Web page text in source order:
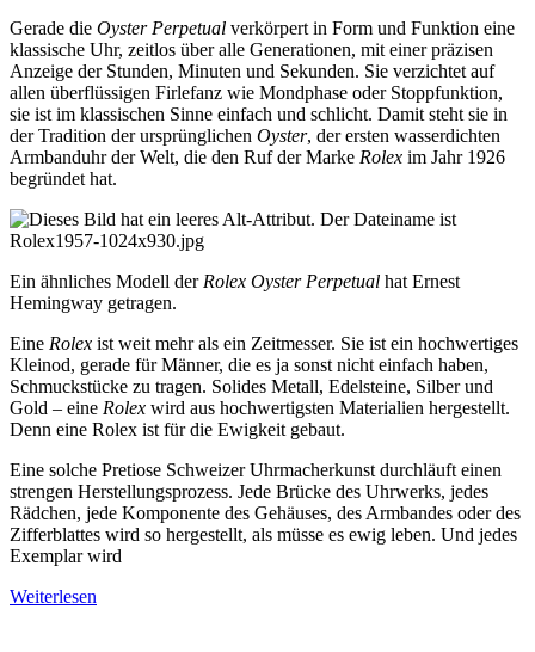
Gerade die Oyster Perpetual verkörpert in Form und Funktion eine
klassische Uhr, zeitlos über alle Generationen, mit einer präzisen
Anzeige der Stunden, Minuten und Sekunden. Sie verzichtet auf
allen überflüssigen Firlefanz wie Mondphase oder Stoppfunktion,
sie ist im klassischen Sinne einfach und schlicht. Damit steht sie in
der Tradition der ursprünglichen Oyster, der ersten wasserdichten
Armbanduhr der Welt, die den Ruf der Marke Rolex im Jahr 1926
begründet hat.
Ein ähnliches Modell der Rolex Oyster Perpetual hat Ernest
Hemingway getragen.
Eine Rolex ist weit mehr als ein Zeitmesser. Sie ist ein hochwertiges
Kleinod, gerade für Männer, die es ja sonst nicht einfach haben,
Schmuckstücke zu tragen. Solides Metall, Edelsteine, Silber und
Gold – eine Rolex wird aus hochwertigsten Materialien hergestellt.
Denn eine Rolex ist für die Ewigkeit gebaut.
Eine solche Pretiose Schweizer Uhrmacherkunst durchläuft einen
strengen Herstellungsprozess. Jede Brücke des Uhrwerks, jedes
Rädchen, jede Komponente des Gehäuses, des Armbandes oder des
Zifferblattes wird so hergestellt, als müsse es ewig leben. Und jedes
Exemplar wird
Weiterlesen